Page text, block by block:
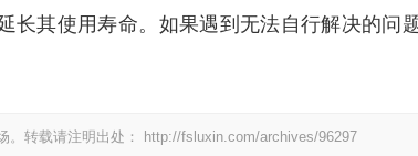
长其使用寿命。如果遇到无法自行解决的问
。转载请注明出处： http://fsluxin.com/archives/96297